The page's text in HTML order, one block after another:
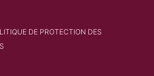
DE PROTECTION DES